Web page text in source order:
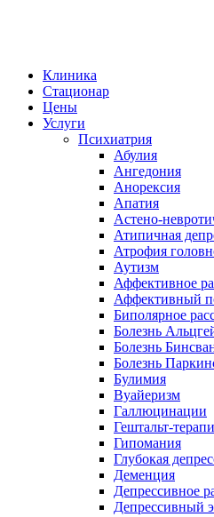
Клиника
Стационар
Цены
Услуги
Психиатрия
Абулия
Ангедония
Анорексия
Апатия
Астено-
Атипичная
Атрофия
Аутизм
Аффективное
Аффективный
Биполярное
Болезнь
Болезнь
Болезнь
Булимия
Вуайеризм
Галлюцинации
Гештальт-
Гипомания
Глубокая
Деменция
Депрессивное
Депрессивный